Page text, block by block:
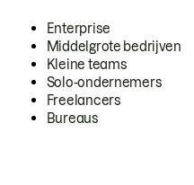
Enterprise
Middelgrote bedrijven
Kleine teams
Solo-ondernemers
Freelancers
Bureaus